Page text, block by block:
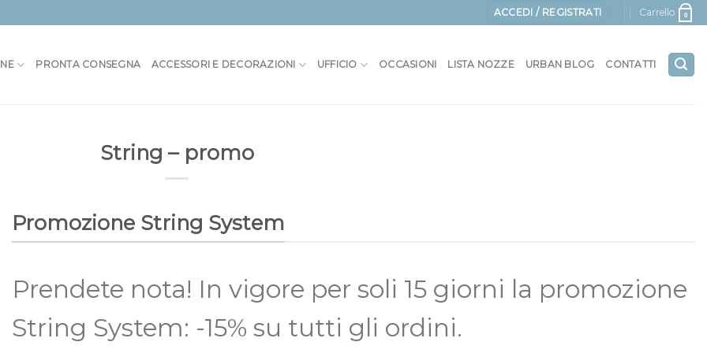
ACCEDI / REGISTRATI Carrello 0
PRONTA CONSEGNA ACCESSORI E DECORAZIONI UFFICIO OCCASIONI LISTA NOZZE URBAN BLOG CONTATTI
String – promo
Promozione String System
Prendete nota! In vigore per soli 15 giorni la promozione
String System: -15% su tutti gli ordini.